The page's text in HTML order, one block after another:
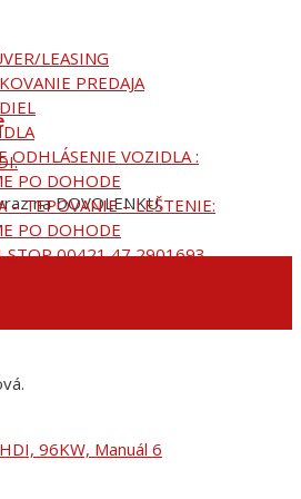
LEASING
PREDAJA
ODHLÁSENIE VOZIDLA :
PO DOHODE
– TEPOVANIE – LEŠTENIE:
PO DOHODE
STOP 00421 47 2901693
na DOVOLENKU.
96KW, Manuál 6